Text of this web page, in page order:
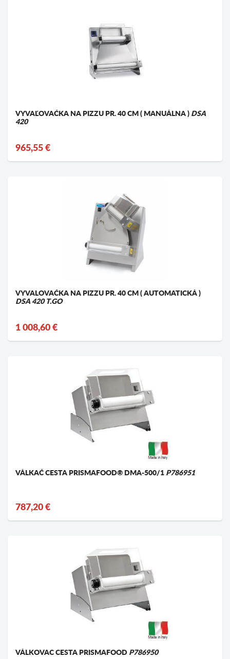
VYVAĽOVAČKA NA PIZZU PR. 40 CM ( MANUÁLNA ) DSA
420
965,55 €
VYVALOVAČKA NA PIZZU PR. 40 CM ( AUTOMATICKÁ )
DSA 420 T.GO
1 008,60 €
VÁLKAČ CESTA PRISMAFOOD® DMA-500/1 P786951
787,20 €
VÁLKOVAC CESTA PRISMAFOOD P786950